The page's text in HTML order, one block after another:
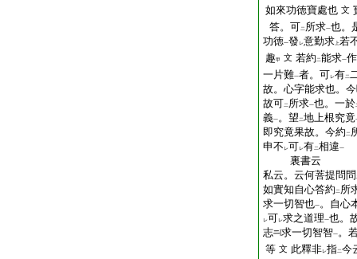
如來功徳寶處也 文
答。可二 所求一也。
功徳一發 レ意勤求 上若
趣甲 文 若約 二能求一作
一片難一者。可レ有二
故。心字能求也。
故可二 所求一也。一於
義一。望 二地上根究竟
即究竟果故。今約 二
申不 レ可レ有二相違一
裏書云
私云。云何菩提問問
如實知自心答約 二 所
求一切智也一。自心
レ可レ求之道理一也。
志
求一切智智一。
等 文 此釋非レ指二今